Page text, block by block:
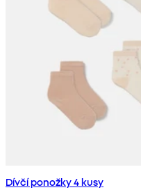
Dívčí ponožky 4 kusy